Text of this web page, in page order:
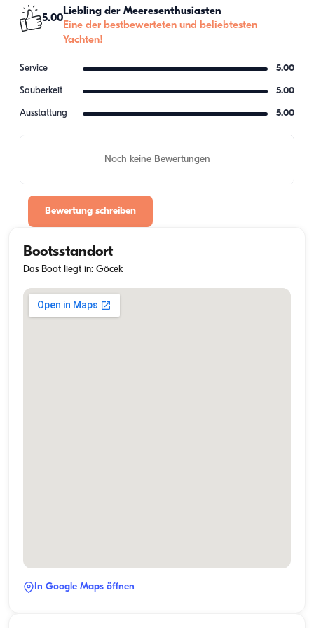
5.00
Liebling der Meeresenthusiasten
Eine der bestbewerteten und beliebtesten
Yachten!
Service 5.00
Sauberkeit 5.00
Ausstattung 5.00
Noch keine Bewertungen
Bewertung schreiben
Bootsstandort
Das Boot liegt in: Göcek
In Google Maps öffnen